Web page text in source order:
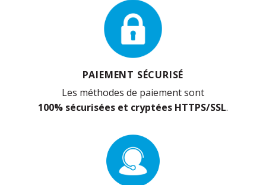
PAIEMENT SÉCURISÉ
Les méthodes de paiement sont
100% sécurisées et cryptées HTTPS/SSL.